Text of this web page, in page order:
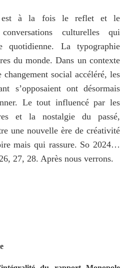
est à la fois le reflet et le
culturelles qui
quotidienne. La typographie
du monde. Dans un contexte
social accéléré, les
s’opposaient ont désormais
Le tout influencé par les
et la nostalgie du passé,
une nouvelle ère de créativité
mais qui rassure. So 2024…
27, 28. Après nous verrons.